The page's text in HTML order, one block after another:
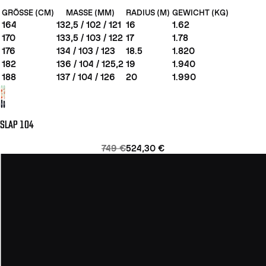
GRÖSSE (CM)
MASSE (MM) RADIUS (M) GEWICHT (KG)
164 132,5 / 102 / 121 16
1.62
170
133,5 / 103 / 122 17
1.78
176
134 / 103 / 123 18.5
1.820
182
136 / 104 / 125,2 19
1.940
188
137 / 104 / 126 20 1.990
SLAP 104
749 €524,30 €